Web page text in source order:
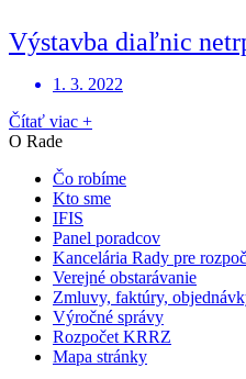
Výstavba diaľnic
1. 3. 2022
Čítať viac +
O Rade
Čo robíme
Kto sme
IFIS
Panel poradcov
Kancelária Rady pre
Verejné obstarávanie
Zmluvy, faktúry,
Výročné správy
Rozpočet KRRZ
Mapa stránky